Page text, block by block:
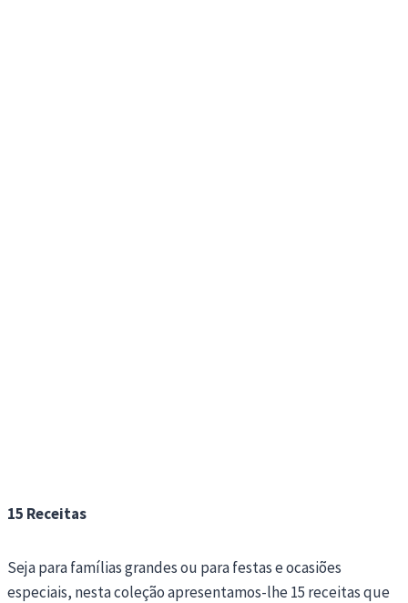
15 Receitas
Seja para famílias grandes ou para festas e ocasiões
especiais, nesta coleção apresentamos-lhe 15 receitas que